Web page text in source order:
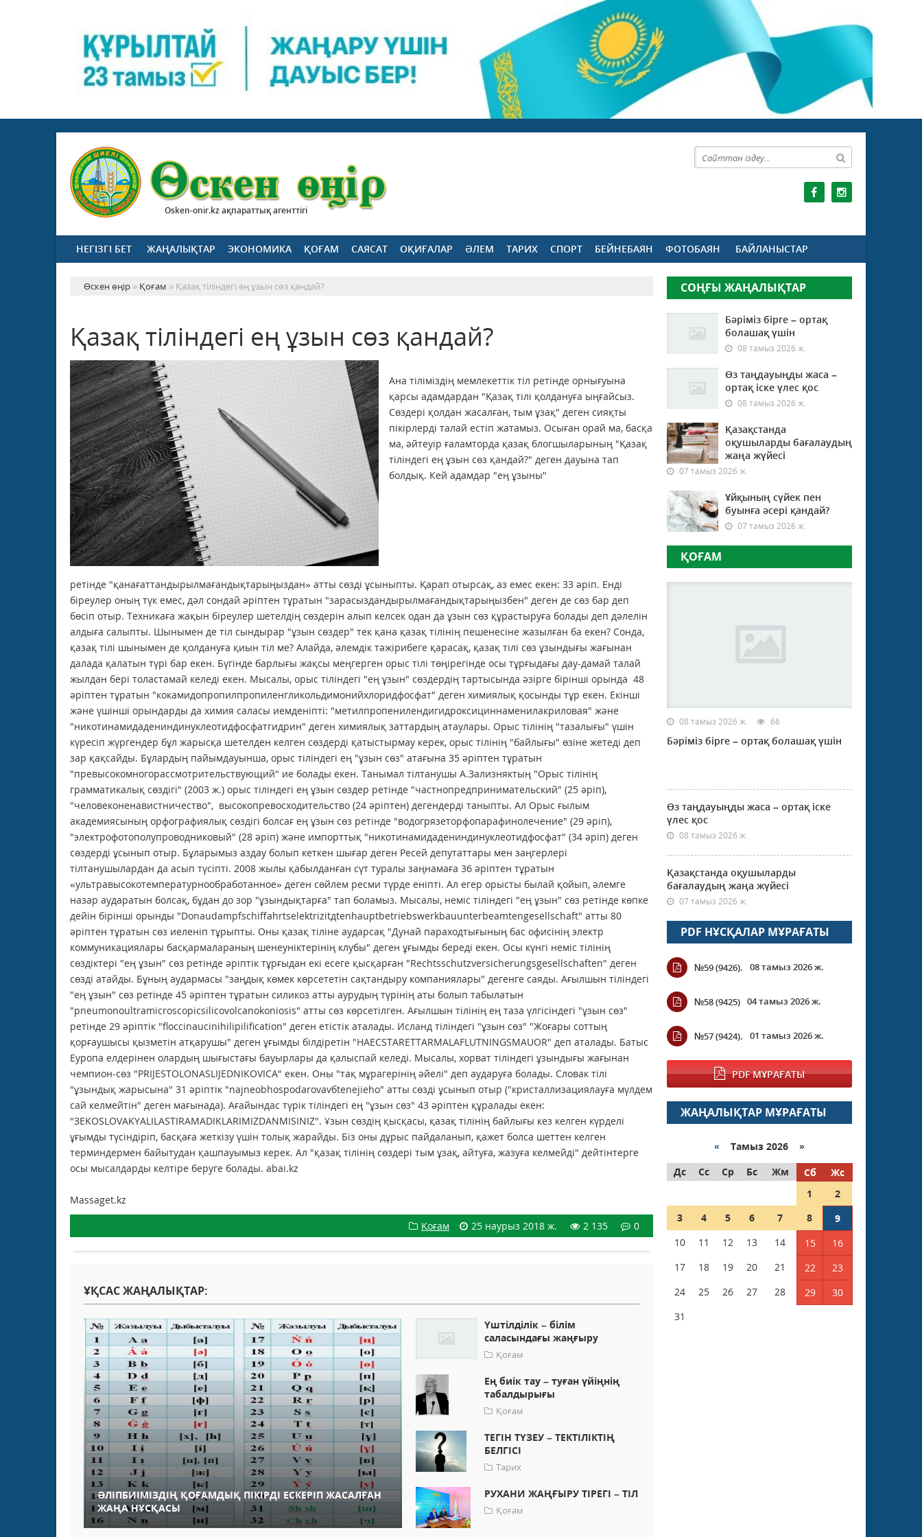
Osken-onir.kz ақпараттық агенттігі
НЕГІЗГІ БЕТ ЖАҢАЛЫҚТАР ЭКОНОМИКА ҚОҒАМ САЯСАТ ОҚИҒАЛАР ӘЛЕМ ТАРИХ СПОРТ БЕЙНЕБАЯН ФОТОБАЯН БАЙЛАНЫСТАР
Өскен өңір » Қоғам » Қазақ тіліндегі ең ұзын сөз қандай?
Қазақ тіліндегі ең ұзын сөз қандай?
Ана тіліміздің мемлекеттік тіл ретінде орнығуына
қарсы адамдардан "Қазақ тілі қолдануға ыңғайсыз.
Сөздері қолдан жасалған, тым ұзақ" деген сияқты
пікірлерді талай естіп жатамыз. Осыған орай ма, басқа
ма, әйтеуір ғаламторда қазақ блогшыларының "Қазақ
тіліндегі ең ұзын сөз қандай?" деген дауына тап
болдық. Кей адамдар "ең ұзыны"
ретінде "қанағаттандырылмағандықтарыңыздан» атты сөзді ұсыныпты. Қарап отырсақ, аз емес екен: 33 әріп. Енді
біреулер оның түк емес, дәл сондай әріптен тұратын "зарасыздандырылмағандықтарыңызбен" деген де сөз бар деп
бөсіп отыр. Техникаға жақын біреулер шетелдің сөздерін алып келсек одан да ұзын сөз құрастыруға болады деп дәлелін
алдыға салыпты. Шынымен де тіл сындырар "ұзын сөздер" тек қана қазақ тілінің пешенесіне жазылған ба екен? Сонда,
қазақ тілі шынымен де қолдануға қиын тіл ме? Алайда, әлемдік тәжірибеге қарасақ, қазақ тілі сөз ұзындығы жағынан
далада қалатын түрі бар екен. Бүгінде барлығы жақсы меңгерген орыс тілі төңірегінде осы тұрғыдағы дау-дамай талай
жылдан бері толастамай келеді екен. Мысалы, орыс тіліндегі "ең ұзын" сөздердің тартысында әзірге бірінші орында 48
әріптен тұратын "кокамидопропилпропиленгликольдимонийхлоридфосфат" деген химиялық қосынды тұр екен. Екінші
және үшінші орындарды да химия саласы иемденіпті: "метилпропенилендигидроксициннаменилакриловая" және
"никотинамидадениндинуклеотидфосфатгидрин" деген химиялық заттардың атаулары. Орыс тілінің "тазалығы" үшін
күресіп жүргендер бұл жарысқа шетелден келген сөздерді қатыстырмау керек, орыс тілінің "байлығы" өзіне жетеді деп
зар қақсайды. Бұлардың пайымдауынша, орыс тіліндегі ең "ұзын сөз" атағына 35 әріптен тұратын
"превысокомногорассмотрительствующий" ие болады екен. Танымал тілтанушы А.Зализняктың "Орыс тілінің
грамматикалық сөздігі" (2003 ж.) орыс тіліндегі ең ұзын сөздер ретінде "частнопредпринимательский" (25 әріп),
"человеконенавистничество", высокопревосходительство (24 әріптен) дегендерді таныпты. Ал Орыс ғылым
академиясының орфографиялық сөздігі болсағ ең ұзын сөз ретінде "водогрязеторфопарафинолечение" (29 әріп),
"электрофотополупроводниковый" (28 әріп) және импорттық "никотинамидадениндинуклеотидфосфат" (34 әріп) деген
сөздерді ұсынып отыр. Бұларымыз аздау болып кеткен шығар деген Ресей депутаттары мен заңгерлері
тілтанушылардан да асып түсіпті. 2008 жылы қабылданған сүт туралы заңнамаға 36 әріптен тұратын
«ультравысокотемпературнообработанное» деген сөйлем ресми түрде еніпті. Ал егер орысты былай қойып, әлемге
назар аударатын болсақ, бұдан до зор "ұзындықтарға" тап боламыз. Мысалы, неміс тіліндегі "ең ұзын" сөз ретінде көпке
дейін бірінші орынды "Donaudampfschiffahrtselektrizitдtenhauptbetriebswerkbauunterbeamtengesellschaft" атты 80
әріптен тұратын сөз иеленіп тұрыпты. Оны қазақ тіліне аударсақ "Дунай параходтығының бас офисінің электр
коммуникациялары басқармалараның шенеуніктерінің клубы" деген ұғымды береді екен. Осы күнгі неміс тілінің
сөздіктері "ең ұзын" сөз ретінде әріптік тұрғыдан екі есеге қысқарған "Rechtsschutzversicherungsgesellschaften" деген
сөзді атайды. Бұның аудармасы "заңдық көмек көрсететін сақтандыру компаниялары" дегенге саяды. Ағылшын тіліндегі
"ең ұзын" сөз ретінде 45 әріптен тұратын силикоз атты аурудың түрінің аты болып табылатын
"pneumonoultramicroscopicsilicovolcanokoniosis" атты сөз көрсетілген. Ағылшын тілінің ең таза үлгісіндегі "ұзын сөз"
ретінде 29 әріптік "floccinaucinihilipilification" деген етістік аталады. Исланд тіліндегі "ұзын сөз" "Жоғары соттың
қорғаушысы қызметін атқарушы" деген ұғымды білдіретін "HAECSTARETTARMALAFLUTNINGSMAUOR" деп аталады. Батыс
Еуропа елдерінен олардың шығыстағы бауырлары да қалыспай келеді. Мысалы, хорват тіліндегі ұзындығы жағынан
чемпион-сөз "PRIJESTOLONASLIJEDNIKOVICA" екен. Оны "тақ мұрагерінің әйелі" деп аударуға болады. Словак тілі
"ұзындық жарысына" 31 әріптік "najneobhospodarovavбtenejieho" атты сөзді ұсынып отыр ("кристаллизациялауға мүлдем
сай келмейтін" деген мағынада). Ағайындас түрік тіліндегі ең "ұзын сөз" 43 әріптен құралады екен:
"ЗEKOSLOVAKYALILASTIRAMADIKLARIMIZDANMISINIZ". Ұзын сөздің қысқасы, қазақ тілінің байлығы кез келген күрделі
ұғымды түсіндіріп, басқаға жеткізу үшін толық жарайды. Біз оны дұрыс пайдаланып, қажет болса шеттен келген
терминдермен байытудан қашпауымыз керек. Ал "қазақ тілінің сөздері тым ұзақ, айтуға, жазуға келмейді" дейтінтерге
осы мысалдарды келтіре беруге болады. abai.kz
Massaget.kz
Қоғам
25 наурыз 2018 ж. 2 135 0
ҰҚСАС ЖАҢАЛЫҚТАР:
ӘЛІПБИІМІЗДІҢ ҚОҒАМДЫҚ ПІКІРДІ ЕСКЕРІП ЖАСАЛҒАН
ЖАҢА НҰСҚАСЫ
Үштілділік – білім
саласындағы жаңғыру
Қоғам
Ең биік тау – туған үйіңнің
табалдырығы
Қоғам
ТЕГІН ТҮЗЕУ – ТЕКТІЛІКТІҢ
БЕЛГІСІ
Тарих
РУХАНИ ЖАҢҒЫРУ ТІРЕГІ – ТІЛ
Қоғам
СОҢҒЫ ЖАҢАЛЫҚТАР
Бәріміз бірге – ортақ
болашақ үшін
08 тамыз 2026 ж.
Өз таңдауыңды жаса –
ортақ іске үлес қос
08 тамыз 2026 ж.
Қазақстанда
оқушыларды бағалаудың
жаңа жүйесі
07 тамыз 2026 ж.
Ұйқының сүйек пен
буынға әсері қандай?
07 тамыз 2026 ж.
ҚОҒАМ
08 тамыз 2026 ж. 66
Бәріміз бірге – ортақ болашақ үшін
Өз таңдауыңды жаса – ортақ іске
үлес қос
08 тамыз 2026 ж.
Қазақстанда оқушыларды
бағалаудың жаңа жүйесі
07 тамыз 2026 ж.
PDF НҰСҚАЛАР МҰРАҒАТЫ
№59 (9426). 08 тамыз 2026 ж.
№58 (9425) 04 тамыз 2026 ж.
№57 (9424). 01 тамыз 2026 ж.
PDF МҰРАҒАТЫ
ЖАҢАЛЫҚТАР МҰРАҒАТЫ
« Тамыз 2026 »
Дс
Сс Ср Бс Жм Сб
Жс
1
2
3
4 5 6 7 8
9
10
11 12 13 14 15
16
17
18 19 20 21 22
23
24
25 26 27 28 29
30
31